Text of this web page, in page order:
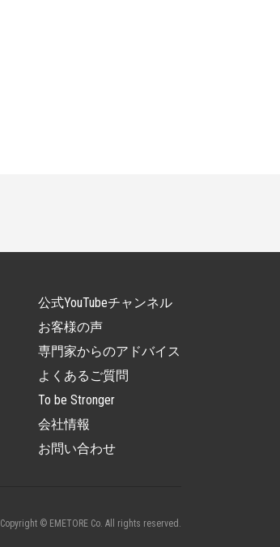
公式YouTubeチャンネル
お客様の声
専門家からのアドバイス
よくあるご質問
To be Stronger
会社情報
お問い合わせ
Copyright © EMETORE Co. All rights reserved.